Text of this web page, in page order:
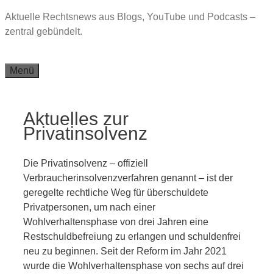
Zum
Inhalt
Aktuelle Rechtsnews aus Blogs, YouTube und Podcasts –
zentral gebündelt.
Menü
Aktuelles zur
Privatinsolvenz
Die Privatinsolvenz – offiziell
Verbraucherinsolvenzverfahren genannt – ist der
geregelte rechtliche Weg für überschuldete
Privatpersonen, um nach einer
Wohlverhaltensphase von drei Jahren eine
Restschuldbefreiung zu erlangen und schuldenfrei
neu zu beginnen. Seit der Reform im Jahr 2021
wurde die Wohlverhaltensphase von sechs auf drei